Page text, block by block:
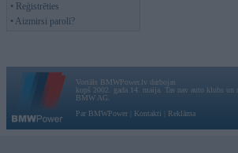
• Reģistrēties
• Aizmirsi paroli?
Vortāls BMWPower.lv darbojas
kopš 2002. gada 14. maija. Tas nav auto klubs un
BMW AG.
Par BMWPower
Kontakti Reklāma